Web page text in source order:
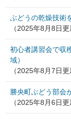
ぶどうの乾燥技術
（2025年8月8日更
初心者講習会で収
域）
（2025年8月7日更
勝央町ぶどう部会
（2025年8月6日更